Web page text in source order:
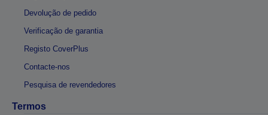
Devolução de pedido
Verificação de garantia
Registo CoverPlus
Contacte-nos
Pesquisa de revendedores
Termos